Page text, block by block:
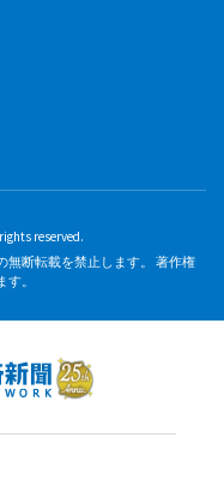
reserved.
無断転載を禁止します。 著作権
。